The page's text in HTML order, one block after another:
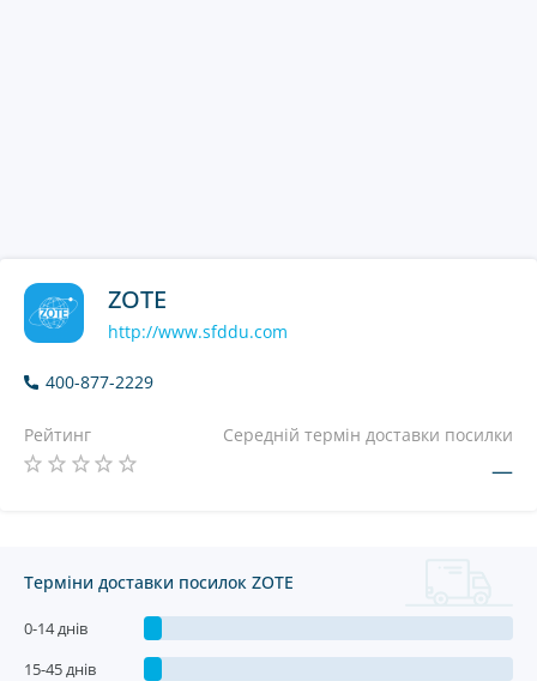
ZOTE
http://www.sfddu.com
400-877-2229
Рейтинг Середній термін доставки посилки
—
Терміни доставки посилок ZOTE
0-14 днів
15-45 днів